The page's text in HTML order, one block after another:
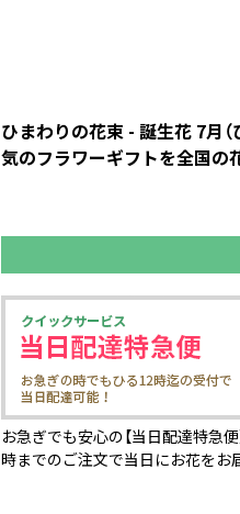
ひまわりの花束 - 誕生花 7月
気のフラワーギフトを全国の
お急ぎでも安心の【当日配達特急
時までのご注文で当日にお花をお